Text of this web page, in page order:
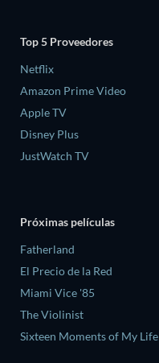
Top 5 Proveedores
Netflix
Amazon Prime Video
Apple TV
Disney Plus
JustWatch TV
Próximas películas
Fatherland
El Precio de la Red
Miami Vice '85
The Violinist
Sixteen Moments of My Life